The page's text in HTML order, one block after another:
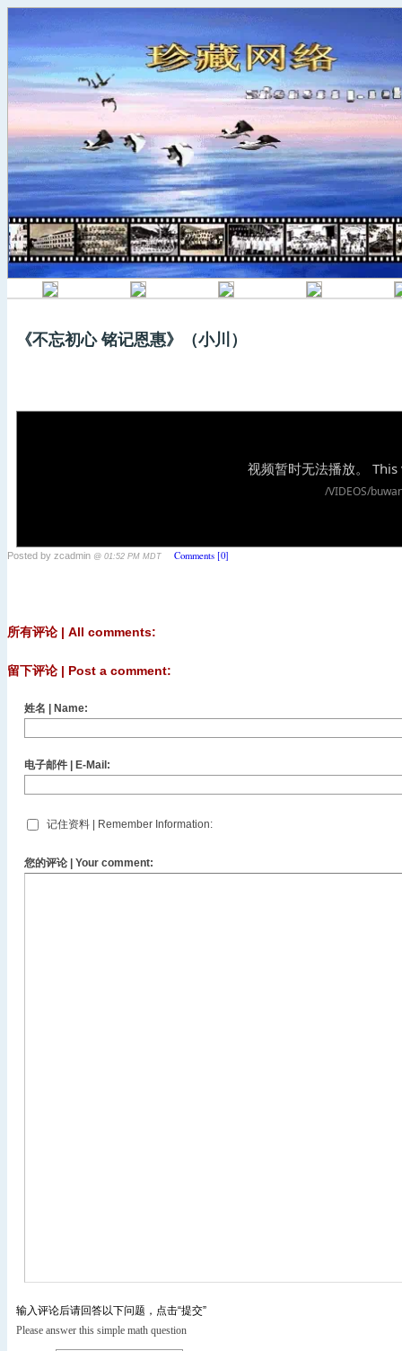
《不忘初心 铭记恩惠》（小川）
Posted by zcadmin @ 01:52 PM MDT Comments [0]
所有评论 | All comments:
留下评论 | Post a comment:
姓名 | Name:
电子邮件 | E-Mail:
记住资料 | Remember Information:
您的评论 | Your comment:
输入评论后请回答以下问题，点击“提交”
Please answer this simple math question